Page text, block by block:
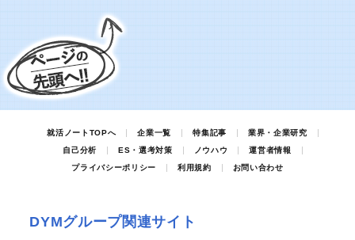
就活ノートTOPへ 企業一覧 特集記事
業界・企業研究
自己分析
ES・選考対策 ノウハウ
運営者情報
プライバシーポリシー
利用規約 お問い合わせ
DYMグループ関連サイト